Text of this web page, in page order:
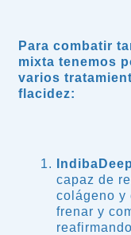
Para combatir
mixta tenemos
varios
flacidez:
capaz de
colágeno y
frenar y